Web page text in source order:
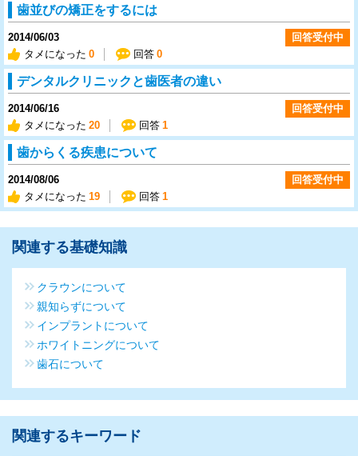
歯並びの矯正をするには
2014/06/03
タメになった 0 回答 0
回答受付中
デンタルクリニックと歯医者の違い
2014/06/16
タメになった 20 回答 1
回答受付中
歯からくる疾患について
2014/08/06
タメになった 19 回答 1
回答受付中
関連する基礎知識
クラウンについて
親知らずについて
インプラントについて
ホワイトニングについて
歯石について
関連するキーワード